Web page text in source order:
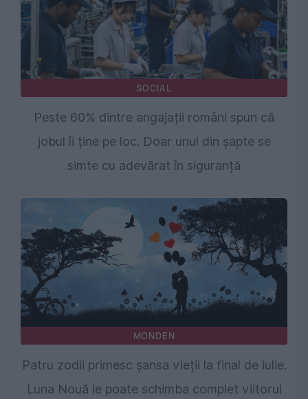
SOCIAL
Peste 60% dintre angajații români spun că
jobul îi ține pe loc. Doar unul din șapte se
simte cu adevărat în siguranță
MONDEN
Patru zodii primesc șansa vieții la final de iulie.
Luna Nouă le poate schimba complet viitorul